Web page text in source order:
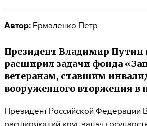
Автор: Ермоленко Петр
Президент Владимир Путин
расширил задачи фонда
ветеранам, ставшим
вооруженного вторжения в
Президент Российской Федерации
расширяющий круг задач